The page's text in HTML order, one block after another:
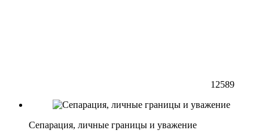
12589
Сепарация, личные границы и уважение